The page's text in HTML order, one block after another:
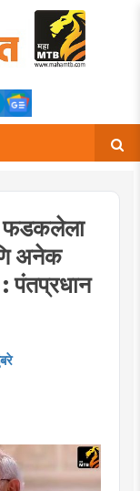
फडकलेला
अनेक
: पंतप्रधान